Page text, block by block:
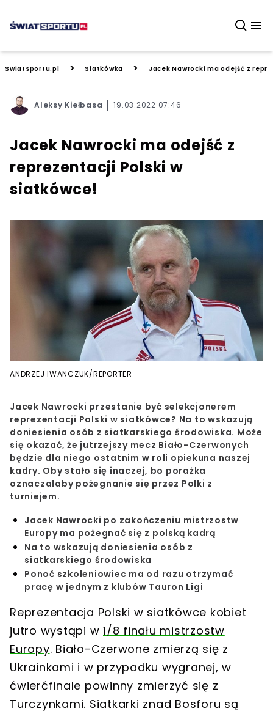
Swiatsportu.pl > Siatkówka > Jacek Nawrocki ma odejść z
Aleksy Kiełbasa 19.03.2022 07:46
Jacek Nawrocki ma odejść z
reprezentacji Polski w
siatkówce!
ANDRZEJ IWANCZUK/REPORTER
Jacek Nawrocki przestanie być selekcjonerem
reprezentacji Polski w siatkówce? Na to wskazują
doniesienia osób z siatkarskiego środowiska. Może
się okazać, że jutrzejszy mecz Biało-Czerwonych
będzie dla niego ostatnim w roli opiekuna naszej
kadry. Oby stało się inaczej, bo porażka
oznaczałaby pożegnanie się przez Polki z
turniejem.
Jacek Nawrocki po zakończeniu mistrzostw
Europy ma pożegnać się z polską kadrą
Na to wskazują doniesienia osób z
siatkarskiego środowiska
Ponoć szkoleniowiec ma od razu otrzymać
pracę w jednym z klubów Tauron Ligi
Reprezentacja Polski w siatkówce kobiet
jutro wystąpi w 1/8 finału mistrzostw
Europy. Biało-Czerwone zmierzą się z
Ukrainkami i w przypadku wygranej, w
ćwierćfinale powinny zmierzyć się z
Turczynkami. Siatkarki znad Bosforu są